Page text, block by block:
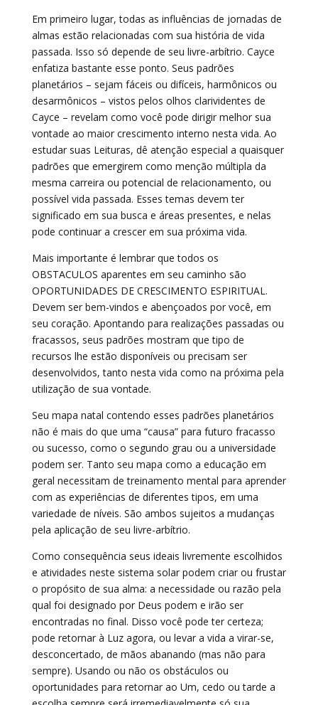
Em primeiro lugar, todas as influências de jornadas de
almas estão relacionadas com sua história de vida
passada. Isso só depende de seu livre-arbítrio. Cayce
enfatiza bastante esse ponto. Seus padrões
planetários – sejam fáceis ou difíceis, harmônicos ou
desarmônicos – vistos pelos olhos clarividentes de
Cayce – revelam como você pode dirigir melhor sua
vontade ao maior crescimento interno nesta vida. Ao
estudar suas Leituras, dê atenção especial a quaisquer
padrões que emergirem como menção múltipla da
mesma carreira ou potencial de relacionamento, ou
possível vida passada. Esses temas devem ter
significado em sua busca e áreas presentes, e nelas
pode continuar a crescer em sua próxima vida.
Mais importante é lembrar que todos os
OBSTACULOS aparentes em seu caminho são
OPORTUNIDADES DE CRESCIMENTO ESPIRITUAL.
Devem ser bem-vindos e abençoados por você, em
seu coração. Apontando para realizações passadas ou
fracassos, seus padrões mostram que tipo de
recursos lhe estão disponíveis ou precisam ser
desenvolvidos, tanto nesta vida como na próxima pela
utilização de sua vontade.
Seu mapa natal contendo esses padrões planetários
não é mais do que uma “causa” para futuro fracasso
ou sucesso, como o segundo grau ou a universidade
podem ser. Tanto seu mapa como a educação em
geral necessitam de treinamento mental para aprender
com as experiências de diferentes tipos, em uma
variedade de níveis. São ambos sujeitos a mudanças
pela aplicação de seu livre-arbítrio.
Como consequência seus ideais livremente escolhidos
e atividades neste sistema solar podem criar ou frustar
o propósito de sua alma: a necessidade ou razão pela
qual foi designado por Deus podem e irão ser
encontradas no final. Disso você pode ter certeza;
pode retornar à Luz agora, ou levar a vida a virar-se,
desconcertado, de mãos abanando (mas não para
sempre). Usando ou não os obstáculos ou
oportunidades para retornar ao Um, cedo ou tarde a